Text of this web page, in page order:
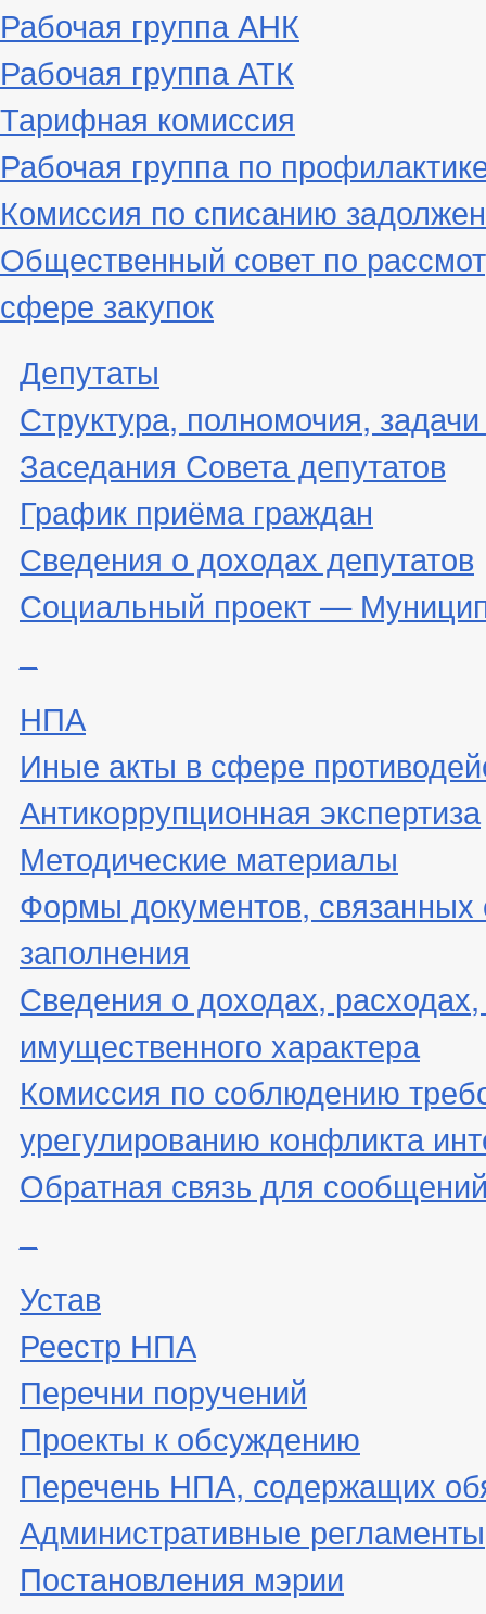
Рабочая группа АНК
Рабочая группа АТК
Тарифная комиссия
Рабочая группа по
Комиссия по списанию
Общественный совет по
сфере закупок
Депутаты
Структура, полномочия,
Заседания Совета депутатов
График приёма граждан
Сведения о доходах депутатов
Социальный проект —
НПА
Иные акты в сфере
Антикоррупционная экспертиза
Методические материалы
Формы документов, связанных
заполнения
Сведения о доходах,
имущественного характера
Комиссия по соблюдению
урегулированию конфликта
Обратная связь для
Устав
Реестр НПА
Перечни поручений
Проекты к обсуждению
Перечень НПА, содержащих
Административные регламенты
Постановления мэрии